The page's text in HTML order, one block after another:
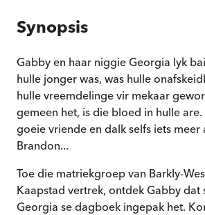
Synopsis
Gabby en haar niggie Georgia lyk
hulle jonger was, was hulle
hulle vreemdelinge vir mekaar
gemeen het, is die bloed in hulle
goeie vriende en dalk selfs iets meer
Brandon...
Toe die matriekgroep van Barkly-
Kaapstad vertrek, ontdek Gabby dat
Georgia se dagboek ingepak het.